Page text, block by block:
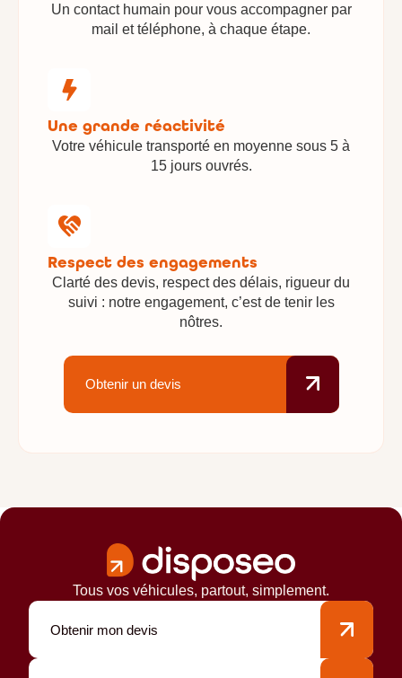
Un contact humain pour vous accompagner par
mail et téléphone, à chaque étape.
Une grande réactivité
Votre véhicule transporté en moyenne sous 5 à
15 jours ouvrés.
Respect des engagements
Clarté des devis, respect des délais, rigueur du
suivi : notre engagement, c’est de tenir les
nôtres.
Obtenir un devis
Tous vos véhicules, partout, simplement.
Obtenir mon devis